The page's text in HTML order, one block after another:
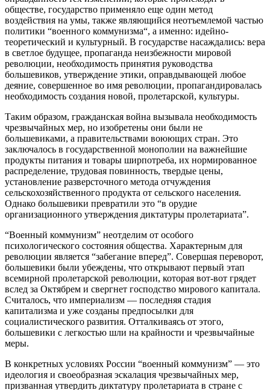
обществе, государство применяло еще один метод
воздействия на умы, также являющийся неотъемлемой частью
политики “военного коммунизма“, а именно: идейно-
теоретический и культурный. В государстве насаждались: вера
в светлое будущее, пропаганда неизбежности мировой
революции, необходимость принятия руководства
большевиков, утверждение этики, оправдывающей любое
деяние, совершенное во имя революции, пропагандировалась
необходимость создания новой, пролетарской, культуры.
Таким образом, гражданская война вызывала необходимость
чрезвычайных мер, но изобретены они были не
большевиками, а правительствами воюющих стран. Это
заключалось в государственной монополии на важнейшие
продукты питания и товары ширпотреба, их нормированное
распределение, трудовая повинность, твердые цены,
установление разверсточного метода отчуждения
сельскохозяйственного продукта от сельского населения.
Однако большевики превратили это “в орудие
организационного утверждения диктатуры пролетариата”.
“Военный коммунизм” неотделим от особого
психологического состояния общества. Характерным для
революции является “забегание вперед”. Совершая переворот,
большевики были убеждены, что открывают первый этап
всемирной пролетарской революции, которая вот-вот грядет
вслед за Октябрем и свергнет господство мирового капитала.
Считалось, что империализм — последняя стадия
капитализма и уже созданы предпосылки для
социалистического развития. Отталкиваясь от этого,
большевики с легкостью шли на крайности и чрезвычайные
меры.
В конкретных условиях России “военный коммунизм” — это
идеология и своеобразная эскалация чрезвычайных мер,
призванная утвердить диктатуру пролетариата в стране с